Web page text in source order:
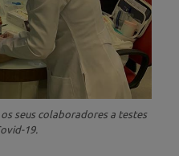
seus colaboradores a testes
19.